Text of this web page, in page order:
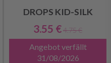
DROPS KID-SILK
3.55 €4.75 €
Angebot verfällt
31/08/2026